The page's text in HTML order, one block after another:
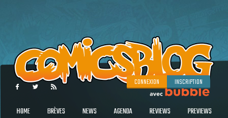
CONNEXION INSCRIPTION
HOME BRÈVES NEWS AGENDA REVIEWS PREVIEWS